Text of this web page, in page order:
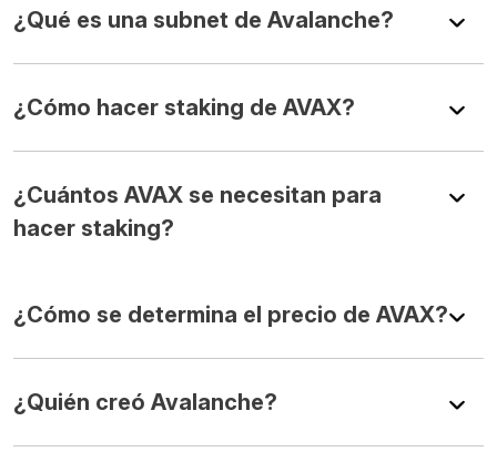
¿Qué es una subnet de Avalanche?
¿Cómo hacer staking de AVAX?
¿Cuántos AVAX se necesitan para
hacer staking?
¿Cómo se determina el precio de AVAX?
¿Quién creó Avalanche?